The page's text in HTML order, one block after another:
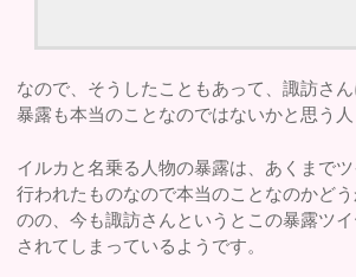
なので、そうしたこともあって、諏訪さ
暴露も本当のことなのではないかと思う人
イルカと名乗る人物の暴露は、あくまで
行われたものなので本当のことなのかど
のの、今も諏訪さんというとこの暴露ツ
されてしまっているようです。